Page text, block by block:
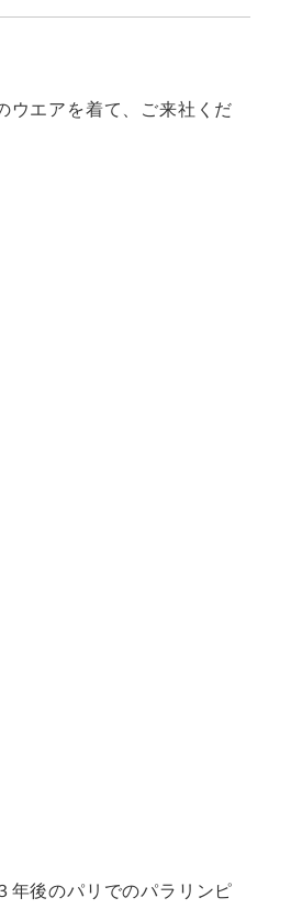
ウエアを着て、ご来社くだ
年後のパリでのパラリンピ